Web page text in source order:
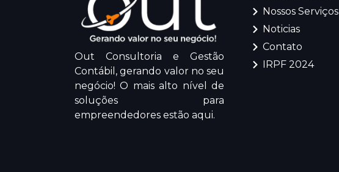
Out Consultoria e Gestão
Contábil, gerando valor no seu
negócio! O mais alto nível de
soluções para
empreendedores estão aqui.
Nossos Serviços
Noticias
Contato
IRPF 2024